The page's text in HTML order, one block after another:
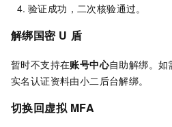
验证成功，二次核验通过。
解绑国密 U 盾
暂时不支持在账号中心自助解绑。如
实名认证资料由小二后台解绑。
切换回虚拟 MFA